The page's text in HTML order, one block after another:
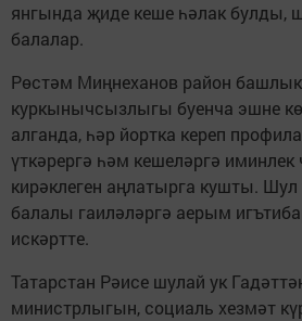
янгында җиде кеше һәлак булды,
балалар.
Рөстәм Миңнеханов район
куркынычсызлыгы буенча эшне
алганда, һәр йортка кереп
үткәрергә һәм кешеләргә
кирәклеген аңлатырга кушты. Шул
балалы гаиләләргә аерым
искәртте.
Татарстан Рәисе шулай ук
министрлыгын, социаль хезмәт